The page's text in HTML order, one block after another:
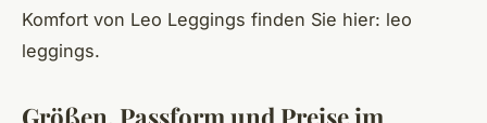
Komfort von Leo Leggings finden Sie hier: leo
leggings.